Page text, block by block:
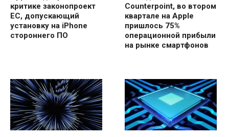
критике законопроект
ЕС, допускающий
установку на iPhone
стороннего ПО
Counterpoint, во втором
квартале на Apple
пришлось 75%
операционной прибыли
на рынке смартфонов